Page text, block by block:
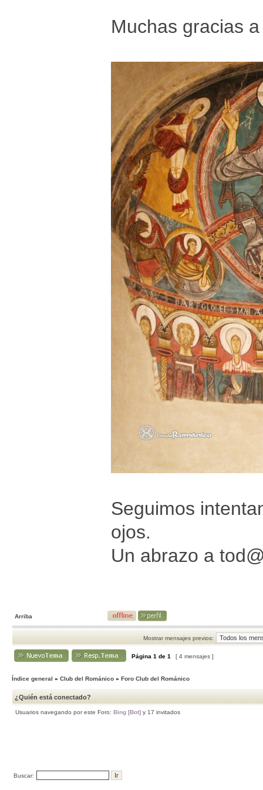
Muchas gracias
Seguimos
ojos.
Un abrazo a
Arriba
Mostrar mensajes previos:
Página 1 de 1 [ 4 mensajes ]
Índice general » Club del Románico » Foro Club del Románico
¿Quién está conectado?
Usuarios navegando por este Foro: Bing [Bot] y 17 invitados
Buscar: